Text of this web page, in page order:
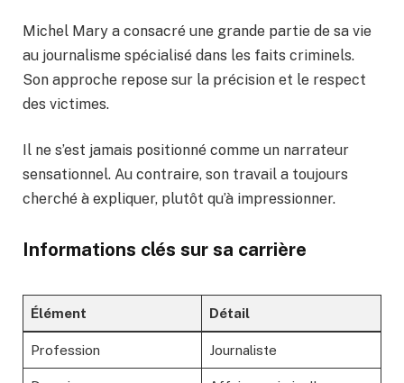
Michel Mary a consacré une grande partie de sa vie
au journalisme spécialisé dans les faits criminels.
Son approche repose sur la précision et le respect
des victimes.
Il ne s’est jamais positionné comme un narrateur
sensationnel. Au contraire, son travail a toujours
cherché à expliquer, plutôt qu’à impressionner.
Informations clés sur sa carrière
Élément Détail
Profession Journaliste